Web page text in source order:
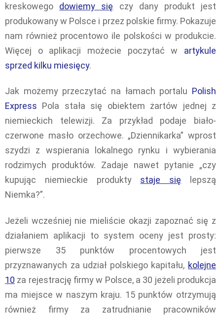
kreskowego dowiemy się czy dany produkt jest
produkowany w Polsce i przez polskie firmy. Pokazuje
nam również procentowo ile polskości w produkcie.
Więcej o aplikacji możecie poczytać w artykule
sprzed kilku miesięcy.
Jak możemy przeczytać na łamach portalu Polish
Express Pola stała się obiektem żartów jednej z
niemieckich telewizji. Za przykład podaje biało-
czerwone masło orzechowe. „Dziennikarka” wprost
szydzi z wspierania lokalnego rynku i wybierania
rodzimych produktów. Zadaje nawet pytanie „czy
kupując niemieckie produkty staje się lepszą
Niemka?”.
Jeżeli wcześniej nie mieliście okazji zapoznać się z
działaniem aplikacji to system oceny jest prosty:
pierwsze 35 punktów procentowych jest
przyznawanych za udział polskiego kapitału, kolejne
10 za rejestrację firmy w Polsce, a 30 jeżeli produkcja
ma miejsce w naszym kraju. 15 punktów otrzymują
również firmy za zatrudnianie pracowników